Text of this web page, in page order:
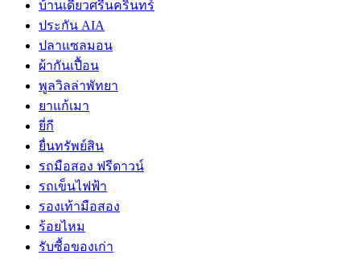
บ้านเดี่ยวศรีนครินทร์
ประกัน AIA
ปลาแซลมอน
ผ้ากันเปื้อน
พูลวิลล่าพัทยา
ยาแก้เมา
ยี่กี
ยื่นทรัพย์สิน
รถมือสอง ฟรีดาวน์
รถเข็นไฟฟ้า
รองเท้ามือสอง
ร้อยไหม
รับซื้อของเก่า